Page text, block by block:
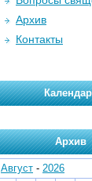
Архив
Контакты
Архив
Август - 2026